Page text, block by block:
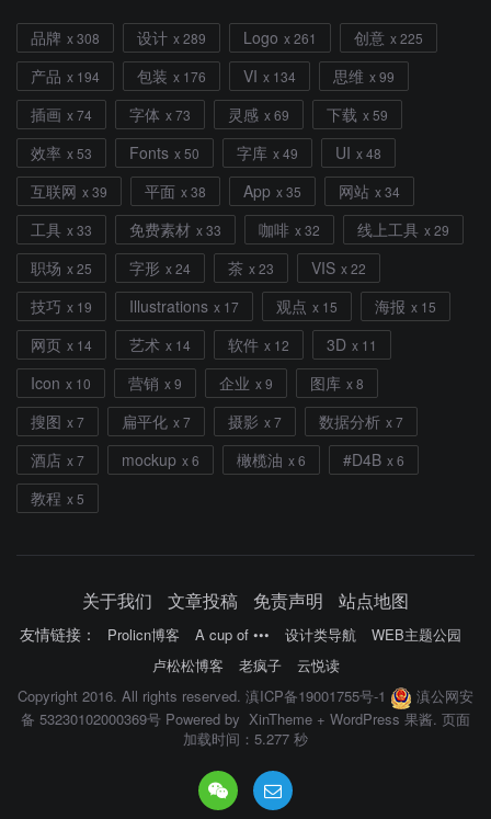
品牌 x 308 设计 x 289 Logo x 261 创意 x 225
产品 x 194 包装 x 176 VI x 134 思维 x 99
插画 x 74 字体 x 73 灵感 x 69 下载 x 59
效率 x 53 Fonts x 50 字库 x 49 UI x 48
互联网 x 39 平面 x 38 App x 35 网站 x 34
工具 x 33 免费素材 x 33 咖啡 x 32 线上工具 x 29
职场 x 25 字形 x 24 茶 x 23 VIS x 22
技巧 x 19 Illustrations x 17 观点 x 15 海报 x 15
网页 x 14 艺术 x 14 软件 x 12 3D x 11
Icon x 10 营销 x 9 企业 x 9 图库 x 8
搜图 x 7 扁平化 x 7 摄影 x 7 数据分析 x 7
酒店 x 7 mockup x 6 橄榄油 x 6 #D4B x 6
教程 x 5
关于我们 文章投稿 免责声明 站点地图
友情链接： Prolicn博客 A cup of ••• 设计类导航
WEB主题公园
卢松松博客
老疯子
云悦读
Copyright 2016. All rights reserved. 滇ICP备19001755号-1
滇公网安
备 53230102000369号 Powered by XinTheme + WordPress 果酱. 页面
加载时间：5.277 秒